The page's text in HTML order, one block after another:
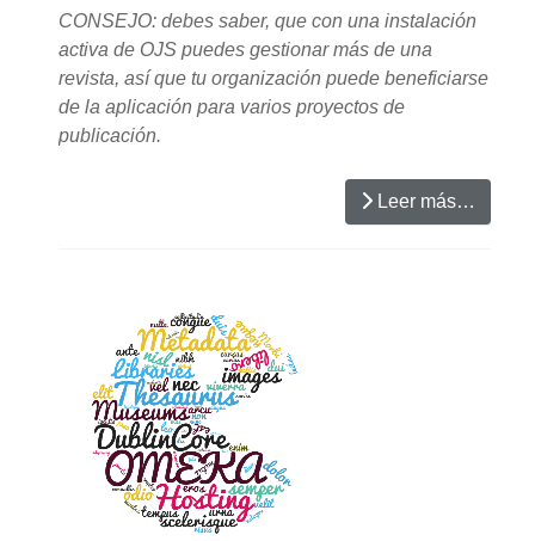
CONSEJO: debes saber, que con una instalación
activa de OJS puedes gestionar más de una
revista, así que tu organización puede beneficiarse
de la aplicación para varios proyectos de
publicación.
Leer más…